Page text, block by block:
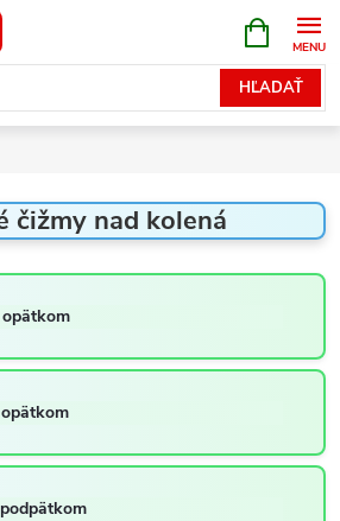
HĽADAŤ
KOŠÍK
čižmy nad kolená